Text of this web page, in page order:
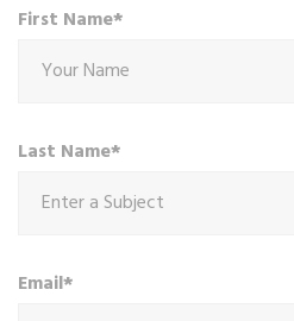
First Name*
Last Name*
Email*